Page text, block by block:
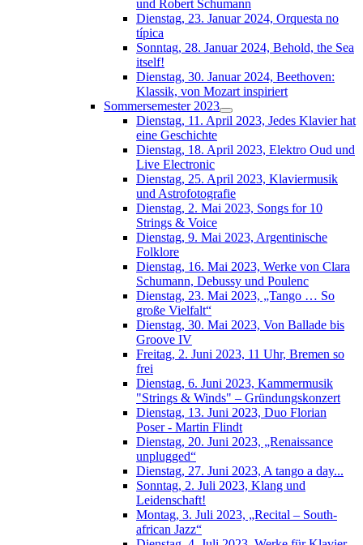
und Robert Schumann
Dienstag, 23. Januar 2024, Orquesta no
típica
Sonntag, 28. Januar 2024, Behold, the Sea
itself!
Dienstag, 30. Januar 2024, Beethoven:
Klassik, von Mozart inspiriert
Sommersemester 2023
Dienstag, 11. April 2023, Jedes Klavier hat
eine Geschichte
Dienstag, 18. April 2023, Elektro Oud und
Live Electronic
Dienstag, 25. April 2023, Klaviermusik
und Astrofotografie
Dienstag, 2. Mai 2023, Songs for 10
Strings & Voice
Dienstag, 9. Mai 2023, Argentinische
Folklore
Dienstag, 16. Mai 2023, Werke von Clara
Schumann, Debussy und Poulenc
Dienstag, 23. Mai 2023, „Tango … So
große Vielfalt“
Dienstag, 30. Mai 2023, Von Ballade bis
Groove IV
Freitag, 2. Juni 2023, 11 Uhr, Bremen so
frei
Dienstag, 6. Juni 2023, Kammermusik
"Strings & Winds" – Gründungskonzert
Dienstag, 13. Juni 2023, Duo Florian
Poser - Martin Flindt
Dienstag, 20. Juni 2023, „Renaissance
unplugged“
Dienstag, 27. Juni 2023, A tango a day...
Sonntag, 2. Juli 2023, Klang und
Leidenschaft!
Montag, 3. Juli 2023, „Recital – South-
african Jazz“